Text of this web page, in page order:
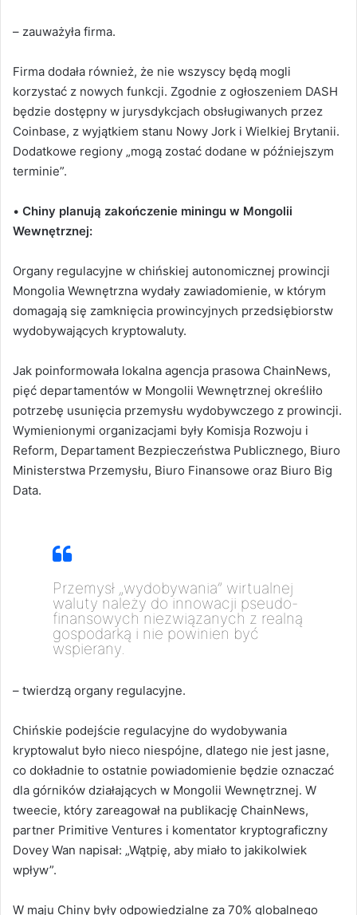
– zauważyła firma.
Firma dodała również, że nie wszyscy będą mogli
korzystać z nowych funkcji. Zgodnie z ogłoszeniem DASH
będzie dostępny w jurysdykcjach obsługiwanych przez
Coinbase, z wyjątkiem stanu Nowy Jork i Wielkiej Brytanii.
Dodatkowe regiony „mogą zostać dodane w późniejszym
terminie”.
• Chiny planują zakończenie miningu w Mongolii
Wewnętrznej:
Organy regulacyjne w chińskiej autonomicznej prowincji
Mongolia Wewnętrzna wydały zawiadomienie, w którym
domagają się zamknięcia prowincyjnych przedsiębiorstw
wydobywających kryptowaluty.
Jak poinformowała lokalna agencja prasowa ChainNews,
pięć departamentów w Mongolii Wewnętrznej określiło
potrzebę usunięcia przemysłu wydobywczego z prowincji.
Wymienionymi organizacjami były Komisja Rozwoju i
Reform, Departament Bezpieczeństwa Publicznego, Biuro
Ministerstwa Przemysłu, Biuro Finansowe oraz Biuro Big
Data.
Przemysł „wydobywania” wirtualnej
waluty należy do innowacji pseudo-
finansowych niezwiązanych z realną
gospodarką i nie powinien być
wspierany.
– twierdzą organy regulacyjne.
Chińskie podejście regulacyjne do wydobywania
kryptowalut było nieco niespójne, dlatego nie jest jasne,
co dokładnie to ostatnie powiadomienie będzie oznaczać
dla górników działających w Mongolii Wewnętrznej. W
tweecie, który zareagował na publikację ChainNews,
partner Primitive Ventures i komentator kryptograficzny
Dovey Wan napisał: „Wątpię, aby miało to jakikolwiek
wpływ”.
W maju Chiny były odpowiedzialne za 70% globalnego